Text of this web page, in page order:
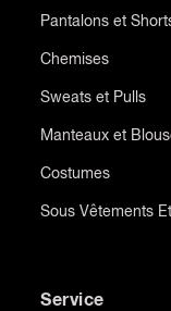
Pantalons et
Chemises
Sweats et Pulls
Manteaux et
Costumes
Sous Vêtements
Service